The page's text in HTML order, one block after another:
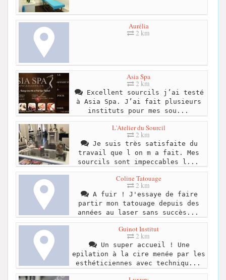
Aurélia
2 km
Asia Spa
2 km
Excellent sourcils j’ai testé
à Asia Spa. J’ai fait plusieurs
instituts pour mes sou...
L'Atelier du Sourcil
2 km
Je suis très satisfaite du
travail que l on m a fait. Mes
sourcils sont impeccables l...
Coline Tatouage
2 km
A fuir ! J'essaye de faire
partir mon tatouage depuis des
années au laser sans succès...
Guinot Institut
2 km
Un super accueil ! Une
epilation à la cire menée par les
esthéticiennes avec techniqu...